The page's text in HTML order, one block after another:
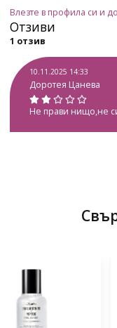
Отзиви
1 отзив
10.11.2025 14:33
Доротея Цанева
Не прави нищо,не
Влезте в профила си и